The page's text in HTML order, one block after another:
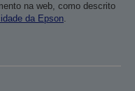
na web, como descrito
da Epson.